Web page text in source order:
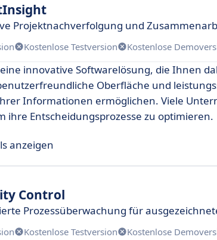
Projektnachverfolgung und
Kostenlose Testversion Kostenlose
innovative Softwarelösung, die Ihnen
Oberfläche und
Informationen ermöglichen. Viele
ihre Entscheidungsprozesse zu optimieren.
anzeigen
Control
Prozessüberwachung für
Kostenlose Testversion Kostenlose